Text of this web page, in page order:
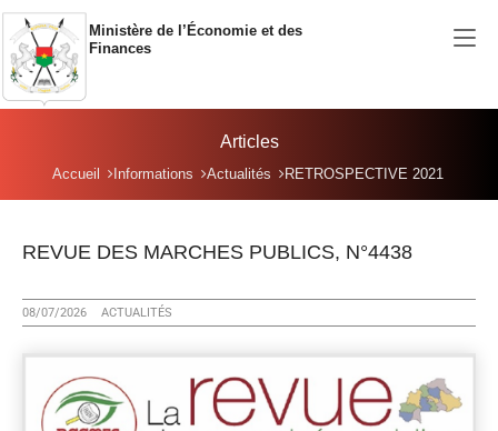
Aller au contenu principal
Ministère de l’Économie et des
Finances
Articles
Vous êtes ici:
Accueil Informations Actualités RETROSPECTIVE 2021
REVUE DES MARCHES PUBLICS, N°4438
08/07/2026 ACTUALITÉS